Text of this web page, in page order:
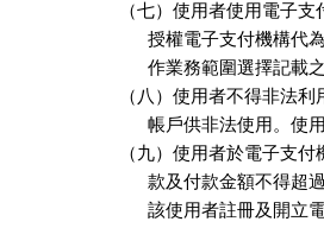
（七）使用者使用電子
授權電子支付機構
作業務範圍選擇記載之
（八）使用者不得非法
帳戶供非法使用。
（九）使用者於電子支
款及付款金額不得
該使用者註冊及開